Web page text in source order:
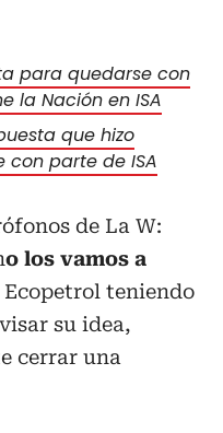
para quedarse con
la Nación en ISA
que hizo
con parte de ISA
de La W:
o los vamos a
Ecopetrol teniendo
su idea,
cerrar una